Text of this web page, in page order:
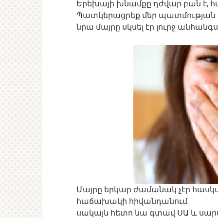
Երեխայի խնամքը դժվար բան է,
Պատկերացրեք մեր պատմության
նրա մայրը սկսել էր լուրջ
Մայրը երկար ժամանակ չէր
հաճախակի հիվանդանում.
սակայն հետո նա գտավ ՍԱ և